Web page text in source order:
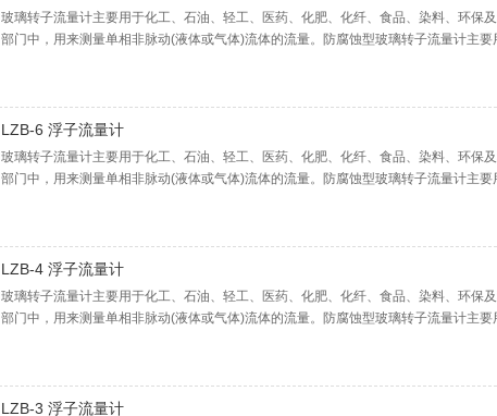
玻璃转子流量计主要用于化工、石油、轻工、医药、化肥、化纤、食品、染料、环保
部门中，用来测量单相非脉动(液体或气体)流体的流量。防腐蚀型玻璃转子流量计主要
LZB-6 浮子流量计
玻璃转子流量计主要用于化工、石油、轻工、医药、化肥、化纤、食品、染料、环保
部门中，用来测量单相非脉动(液体或气体)流体的流量。防腐蚀型玻璃转子流量计主要
LZB-4 浮子流量计
玻璃转子流量计主要用于化工、石油、轻工、医药、化肥、化纤、食品、染料、环保
部门中，用来测量单相非脉动(液体或气体)流体的流量。防腐蚀型玻璃转子流量计主要
LZB-3 浮子流量计